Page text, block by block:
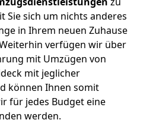
Sie sich um nichts anderes
in Ihrem neuen Zuhause
verfügen wir über
mit Umzügen von
mit jeglicher
können Ihnen somit
für jedes Budget eine
werden.